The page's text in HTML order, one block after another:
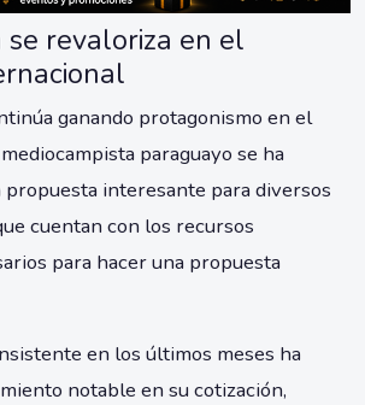
se revaloriza en el
ganando protagonismo en el
paraguayo se ha
interesante para diversos
cuentan con los recursos
para hacer una propuesta
en los últimos meses ha
notable en su cotización,